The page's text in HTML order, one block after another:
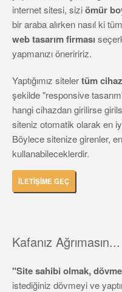
internet sitesi, siziömür
bir araba alırken nasıl ki
web tasarım firması
yapmanızı öneriririz.
Yaptığımız sitelertüm
şekilde "responsive
hangi cihazdan girilirse
siteniz otomatik olarak en
Böylece sitenize girenler,
kullanabileceklerdir.
İLETİŞİME GEÇ
Kafanız Ağrımasın...
"Site sahibi olmak,
istediğiniz dövmeyi ve